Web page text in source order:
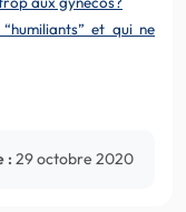
et qui ne
: 29 octobre 2020